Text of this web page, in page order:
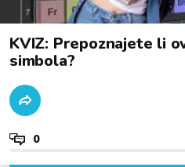
KVIZ: Prepoznajete li
simbola?
0